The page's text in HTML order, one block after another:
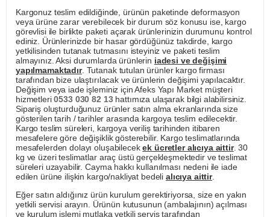
Kargonuz teslim edildiğinde, ürünün paketinde deformasyon
veya ürüne zarar verebilecek bir durum söz konusu ise, kargo
görevlisi ile birlikte paketi açarak ürünlerinizin durumunu kontrol
ediniz. Ürünlerinizde bir hasar gördüğünüz takdirde, kargo
yetkilisinden tutanak tutmasını isteyiniz ve paketi teslim
almayınız. Aksi durumlarda ürünlerin iadesi ve değişimi
yapılmamaktadır. Tutanak tutulan ürünler kargo firması
tarafından bize ulaştırılacak ve ürünlerin değişimi yapılacaktır.
Değişim veya iade işleminiz için Afeks Yapı Market müşteri
hizmetleri0533 030 82 13hattımıza ulaşarak bilgi alabilirsiniz.
Sipariş oluşturduğunuz ürünler satın alma ekranlarında size
gösterilen tarih / tarihler arasında kargoya teslim edilecektir.
Kargo teslim süreleri, kargoya veriliş tarihinden itibaren
mesafelere göre değişiklik gösterebilir. Kargo teslimatlarında
mesafelerden dolayı oluşabilecekek ücretler alıcıya aittir. 30
kg ve üzeri teslimatlar araç üstü gerçekleşmektedir ve teslimat
süreleri uzayabilir. Cayma hakkı kullanılması nedeni ile iade
edilen ürüne ilişkin kargo/nakliyat bedeli alıcıya aittir.
Eğer satın aldığınız ürün kurulum gerektiriyorsa, size en yakın
yetkili servisi arayın. Ürünün kutusunun (ambalajının) açılması
ve kurulum işlemi mutlaka yetkili servis tarafından